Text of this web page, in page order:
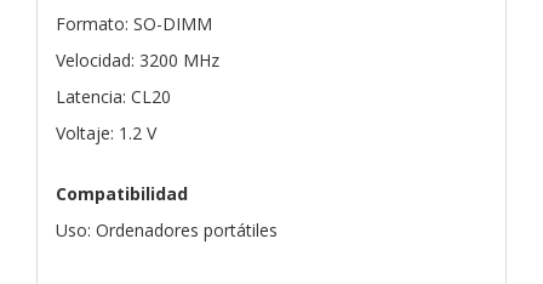
Formato: SO-DIMM
Velocidad: 3200 MHz
Latencia: CL20
Voltaje: 1.2 V
Compatibilidad
Uso: Ordenadores portátiles